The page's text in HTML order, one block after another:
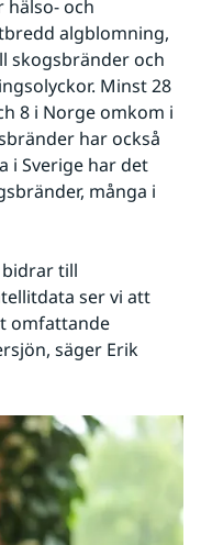
och
algblomning,
skogsbränder och
Minst 28
8 i Norge omkom i
har också
i Sverige har det
många i
till
ser vi att
omfattande
säger Erik